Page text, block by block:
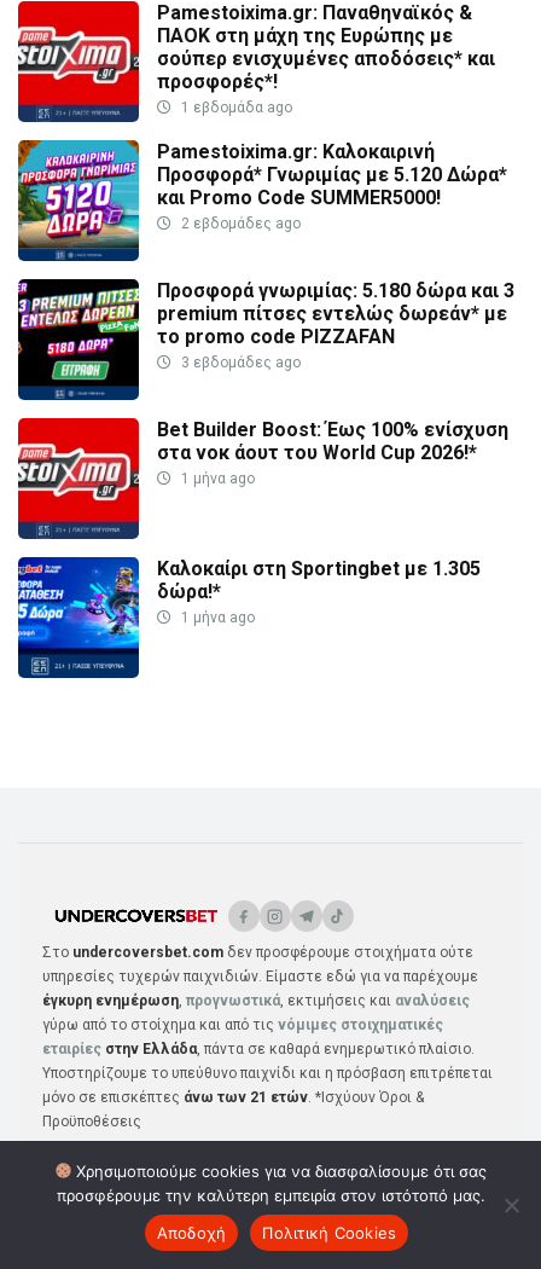
Pamestoixima.gr: Παναθηναϊκός &
ΠΑΟΚ στη μάχη της Ευρώπης με
σούπερ ενισχυμένες αποδόσεις* και
προσφορές*!
1 εβδομάδα ago
Pamestoixima.gr: Καλοκαιρινή
Προσφορά* Γνωριμίας με 5.120 Δώρα*
και Promo Code SUMMER5000!
2 εβδομάδες ago
Προσφορά γνωριμίας: 5.180 δώρα και 3
premium πίτσες εντελώς δωρεάν* με
το promo code PIZZAFAN
3 εβδομάδες ago
Bet Builder Boost: Έως 100% ενίσχυση
στα νοκ άουτ του World Cup 2026!*
1 μήνα ago
Καλοκαίρι στη Sportingbet με 1.305
δώρα!*
1 μήνα ago
Στο undercoversbet.com δεν προσφέρουμε στοιχήματα ούτε
υπηρεσίες τυχερών παιχνιδιών. Είμαστε εδώ για να παρέχουμε
έγκυρη ενημέρωση, προγνωστικά, εκτιμήσεις και αναλύσεις
γύρω από το στοίχημα και από τις νόμιμες στοιχηματικές
εταιρίες στην Ελλάδα, πάντα σε καθαρά ενημερωτικό πλαίσιο.
Υποστηρίζουμε το υπεύθυνο παιχνίδι και η πρόσβαση επιτρέπεται
μόνο σε επισκέπτες άνω των 21 ετών. *Ισχύουν Όροι &
Προϋποθέσεις
ΠΡΟΓΝΩΣΤΙΚΆ ΣΤΟΙΧΗΜΑΤΙΚΈΣ
Χρησιμοποιούμε cookies για να διασφαλίσουμε ότι σας
προσφέρουμε την καλύτερη εμπειρία στον ιστότοπό μας.
Αποδοχή
Πολιτική Cookies